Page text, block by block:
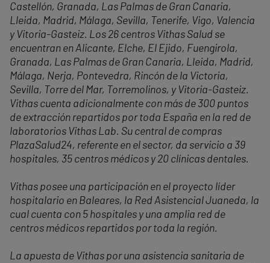
Castellón, Granada, Las Palmas de Gran Canaria,
Lleida, Madrid, Málaga, Sevilla, Tenerife, Vigo, Valencia
y Vitoria-Gasteiz. Los 26 centros Vithas Salud se
encuentran en Alicante, Elche, El Ejido, Fuengirola,
Granada, Las Palmas de Gran Canaria, Lleida, Madrid,
Málaga, Nerja, Pontevedra, Rincón de la Victoria,
Sevilla, Torre del Mar, Torremolinos, y Vitoria-Gasteiz.
Vithas cuenta adicionalmente con más de 300 puntos
de extracción repartidos por toda España en la red de
laboratorios Vithas Lab. Su central de compras
PlazaSalud24, referente en el sector, da servicio a 39
hospitales, 35 centros médicos y 20 clínicas dentales.
Vithas posee una participación en el proyecto líder
hospitalario en Baleares, la Red Asistencial Juaneda, la
cual cuenta con 5 hospitales y una amplia red de
centros médicos repartidos por toda la región.
La apuesta de Vithas por una asistencia sanitaria de